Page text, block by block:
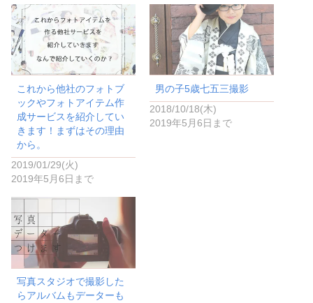
t
e
r
で
共
(
新
し
ウ
ィ
ン
ド
ウ
で
き
ま
す
)
有
す
る
に
は
ク
リ
ッ
ク
し
て
く
だ
さ
い
(
い
ウ
ィ
ン
ウ
開
き
ま
す
)
これから他社のフォトブ
ックやフォトアイテム作
成サービスを紹介してい
きます！まずはその理由
から。
2019/01/29(火)
2019年5月6日まで
男の子5歳七五三撮影
2018/10/18(木)
2019年5月6日まで
写真スタジオで撮影した
らアルバムもデーターも